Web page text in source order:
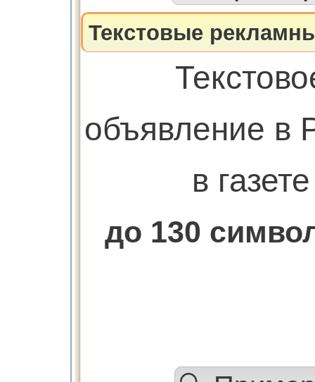
Текстовые
объявление в
в газете
до 130